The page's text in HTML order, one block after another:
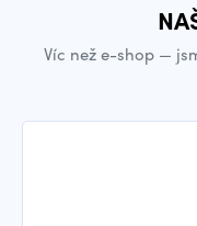
Víc než e-shop —